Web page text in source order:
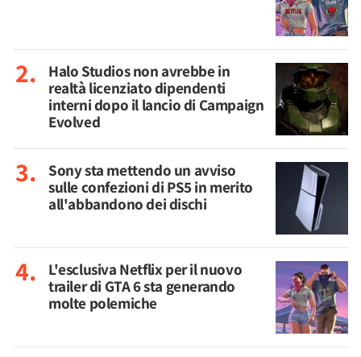
Halo Studios non avrebbe in
realtà licenziato dipendenti
interni dopo il lancio di Campaign
Evolved
Sony sta mettendo un avviso
sulle confezioni di PS5 in merito
all'abbandono dei dischi
L'esclusiva Netflix per il nuovo
trailer di GTA 6 sta generando
molte polemiche